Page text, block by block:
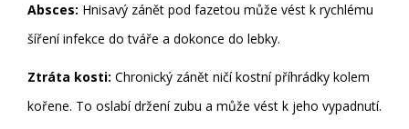
Absces: Hnisavý zánět pod fazetou může vést k rychlému
šíření infekce do tváře a dokonce do lebky.
Ztráta kosti: Chronický zánět ničí kostní příhrádky kolem
kořene. To oslabí držení zubu a může vést k jeho vypadnutí.